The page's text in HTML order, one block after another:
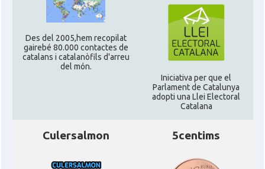
Catalans a PROVIDENCE
CAMON Catalans a RENO
Catalans a SAINT LOUIS
CAMON Catalans a San Antonio - Texas
CAMON Catalans a San Diego
Des del 2005,hem recopilat
gairebé 80.000 contactes de
catalans i catalanòfils d'arreu
del món.
Iniciativa per que el
Parlament de Catalunya
adopti una Llei Electoral
Catalana
Culersalmon 5centims